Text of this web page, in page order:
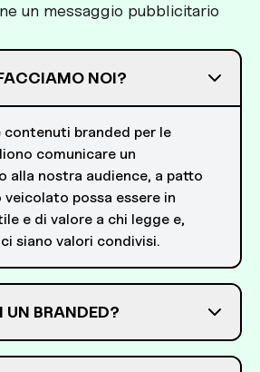
un messaggio pubblicitario
NOI?
contenuti branded per le
comunicare un
alla nostra audience, a patto
veicolato possa essere in
e di valore a chi legge e,
siano valori condivisi.
UN BRANDED?